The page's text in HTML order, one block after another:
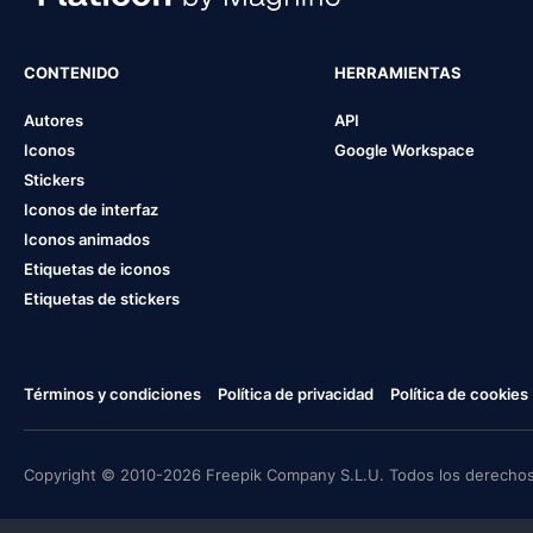
CONTENIDO
Autores
Iconos
Stickers
Iconos de interfaz
Iconos animados
Etiquetas de iconos
Etiquetas de stickers
HERRAMIENTAS
API
Google Workspace
Términos y condiciones Política de privacidad Política de cookies
Copyright © 2010-2026 Freepik Company S.L.U. Todos los